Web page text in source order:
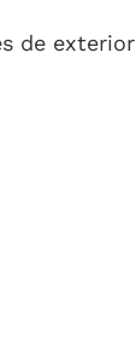
de exterior